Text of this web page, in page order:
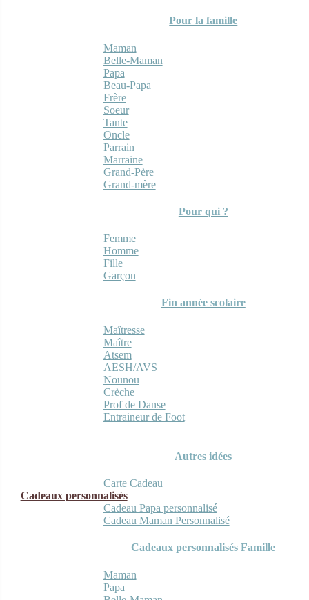
Pour la famille
Maman
Belle-Maman
Papa
Beau-Papa
Frère
Soeur
Tante
Oncle
Parrain
Marraine
Grand-Père
Grand-mère
Pour qui ?
Femme
Homme
Fille
Garçon
Fin année scolaire
Maîtresse
Maître
Atsem
AESH/AVS
Nounou
Crèche
Prof de Danse
Entraineur de Foot
Autres idées
Carte Cadeau
Cadeaux personnalisés
Cadeau Papa personnalisé
Cadeau Maman Personnalisé
Cadeaux personnalisés Famille
Maman
Papa